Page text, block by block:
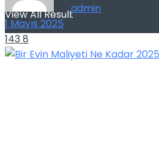
View All Result
byadmin
1 Mayıs 2025
143 8